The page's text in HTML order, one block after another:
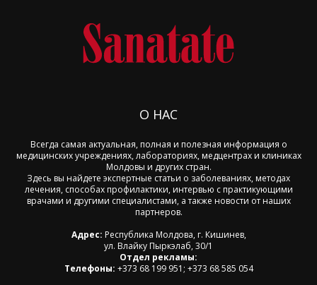
О НАС
Всегда самая актуальная, полная и полезная информация о
медицинских учреждениях, лабораториях, медцентрах и клиниках
Молдовы и других стран.
Здесь вы найдете экспертные статьи о заболеваниях, методах
лечения, способах профилактики, интервью с практикующими
врачами и другими специалистами, а также новости от наших
партнеров.
Адрес: Республика Молдова, г. Кишинев,
ул. Влайку Пыркэлаб, 30/1
Отдел рекламы:
Телефоны: +373 68 199 951; +373 68 585 054